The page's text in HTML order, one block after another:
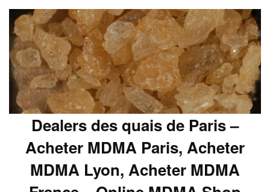
Dealers des quais de Paris –
Acheter MDMA Paris, Acheter
MDMA Lyon, Acheter MDMA